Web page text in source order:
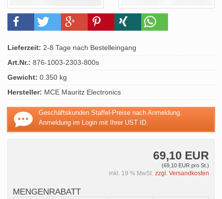
Lieferzeit: 2-8 Tage nach Bestelleingang
Art.Nr.: 876-1003-2303-800s
Gewicht: 0.350 kg
Hersteller: MCE Mauritz Electronics
Geschäftskunden Staffel-Preise nach Anmeldung.
Anmeldung im Login mit Ihrer UST ID.
69,10 EUR
(69,10 EUR pro St.)
inkl. 19 % MwSt. zzgl. Versandkosten
MENGENRABATT